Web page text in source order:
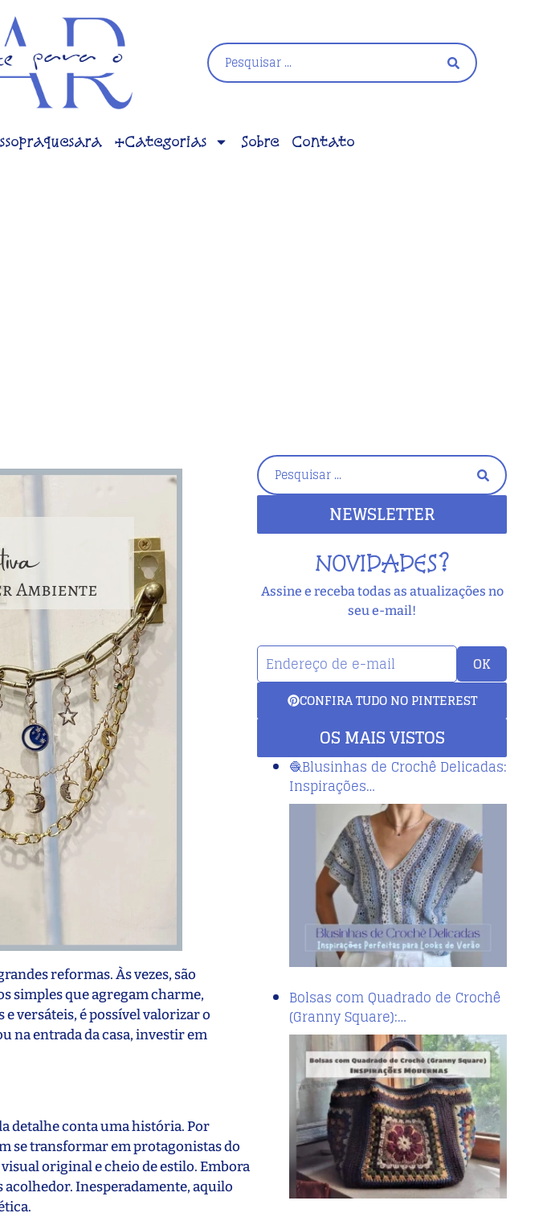
+Categorias Sobre Contato
reformas. Às vezes, são
simples que agregam charme,
versáteis, é possível valorizar o
na entrada da casa, investir em
detalhe conta uma história. Por
se transformar em protagonistas do
original e cheio de estilo. Embora
acolhedor. Inesperadamente, aquilo
NEWSLETTER
NOVIDADES?
Assine e receba todas as atualizações no
seu e-mail!
OK
CONFIRA TUDO NO PINTEREST
OS MAIS VISTOS
🧶Blusinhas de Crochê Delicadas:
Inspirações…
Bolsas com Quadrado de Crochê
(Granny Square):…